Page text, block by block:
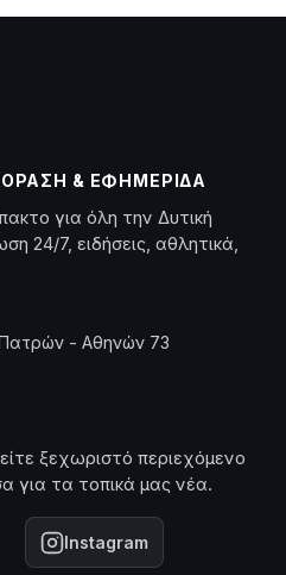
& ΕΦΗΜΕΡΊΔΑ
για όλη την Δυτική
24/7, ειδήσεις, αθλητικά,
- Αθηνών 73
ξεχωριστό περιεχόμενο
για τα τοπικά μας νέα.
Instagram